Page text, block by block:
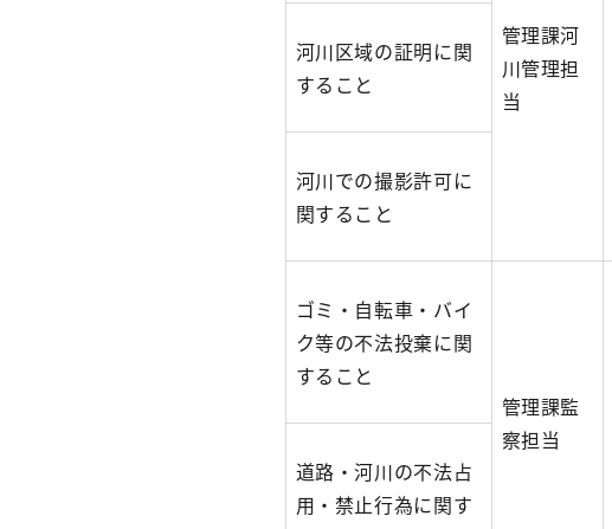
管理課河
川管理担
当
河川区域の証明に関
すること
河川での撮影許可に
関すること
ゴミ・自転車・バイ
ク等の不法投棄に関
すること
管理課監
察担当
道路・河川の不法占
用・禁止行為に関す